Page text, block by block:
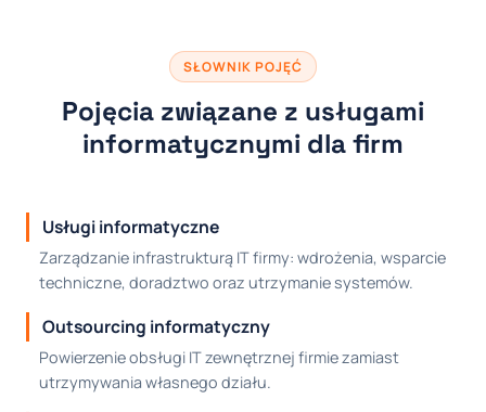
SŁOWNIK POJĘĆ
Pojęcia związane z usługami
informatycznymi dla firm
Usługi informatyczne
Zarządzanie infrastrukturą IT firmy: wdrożenia, wsparcie
techniczne, doradztwo oraz utrzymanie systemów.
Outsourcing informatyczny
Powierzenie obsługi IT zewnętrznej firmie zamiast
utrzymywania własnego działu.